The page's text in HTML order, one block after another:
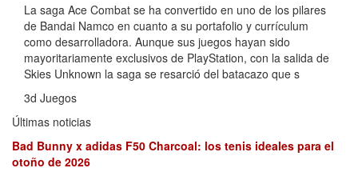
La saga Ace Combat se ha convertido en uno de los pilares
de Bandai Namco en cuanto a su portafolio y currículum
como desarrolladora. Aunque sus juegos hayan sido
mayoritariamente exclusivos de PlayStation, con la salida de
Skies Unknown la saga se resarció del batacazo que s
3d Juegos
Últimas noticias
Bad Bunny x adidas F50 Charcoal: los tenis ideales para el
otoño de 2026